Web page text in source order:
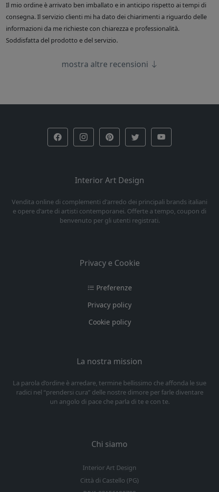
Il mio ordine è arrivato ben imballato e in anticipo rispetto ai tempi di
consegna. Il servizio clienti mi ha dato dei chiarimenti a riguardo delle
informazioni da me richieste con chiarezza e professionalità.
Soddisfatta del prodotto e del servizio.
mostra altre recensioni
Interior Art Design
Vendita online di complementi d'arredo dei principali brands italiani
e opere d'arte di artisti contemporanei. Offerte a tempo, coupon di
benvenuto per gli utenti registrati.
Privacy e Cookie
Preferenze
Privacy policy
Cookie policy
La nostra mission
La parola d’ordine è arredare, termine bellissimo che affonda le sue
radici nel “prendersi cura” delle nostre dimore per farle diventare
un angolo di pace che parla di te e con te.
Chi siamo
Interior Art Design
Città di Castello (PG)